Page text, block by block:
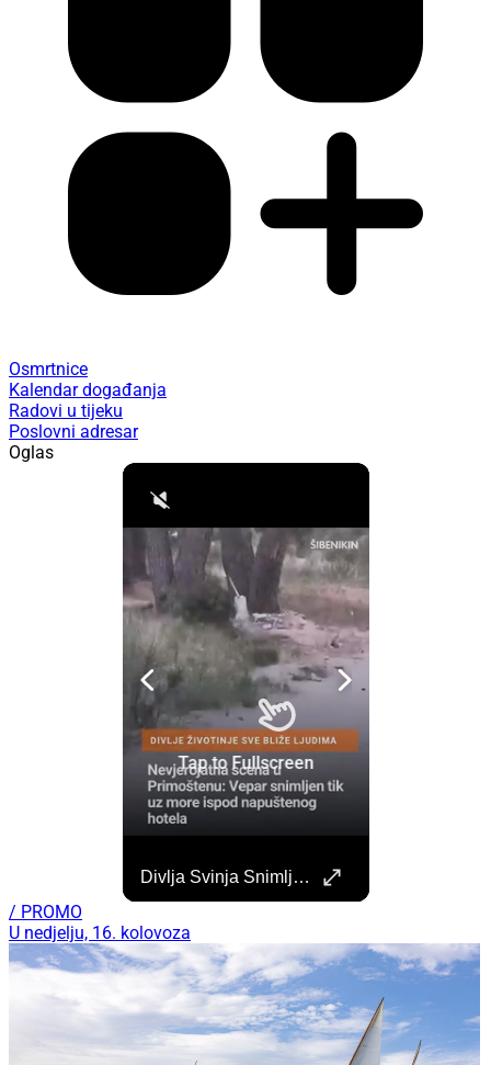
Osmrtnice
Kalendar događanja
Radovi u tijeku
Poslovni adresar
Oglas
Divlja Svinja Snimljena Uz More U Primoštenu
/ PROMO
U nedjelju, 16. kolovoza